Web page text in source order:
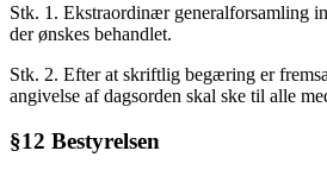
Stk. 1. Ekstraordinær generalforsamling
der ønskes behandlet.
Stk. 2. Efter at skriftlig begæring er
angivelse af dagsorden skal ske til alle
§12 Bestyrelsen